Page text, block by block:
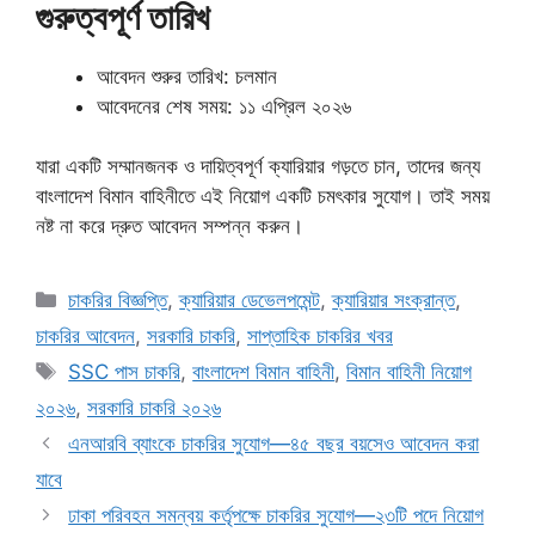
গুরুত্বপূর্ণ তারিখ
আবেদন শুরুর তারিখ: চলমান
আবেদনের শেষ সময়: ১১ এপ্রিল ২০২৬
যারা একটি সম্মানজনক ও দায়িত্বপূর্ণ ক্যারিয়ার গড়তে চান, তাদের জন্য
বাংলাদেশ বিমান বাহিনীতে এই নিয়োগ একটি চমৎকার সুযোগ। তাই সময়
নষ্ট না করে দ্রুত আবেদন সম্পন্ন করুন।
Categories
চাকরির বিজ্ঞপ্তি,ক্যারিয়ার ডেভেলপমেন্ট,ক্যারিয়ার সংক্রান্ত,
চাকরির আবেদন, সরকারি চাকরি, সাপ্তাহিক চাকরির খবর
Tags
SSC পাস চাকরি,বাংলাদেশ বিমান বাহিনী,বিমান বাহিনী নিয়োগ
২০২৬, সরকারি চাকরি ২০২৬
এনআরবি ব্যাংকে চাকরির সুযোগ—৪৫ বছর বয়সেও আবেদন করা
যাবে
ঢাকা পরিবহন সমন্বয় কর্তৃপক্ষে চাকরির সুযোগ—২৩টি পদে নিয়োগ